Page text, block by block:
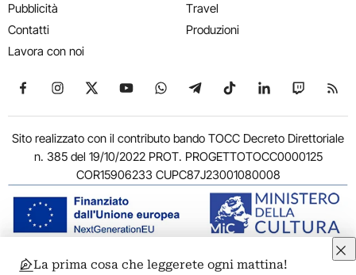
Pubblicità
Contatti
Lavora con noi
Travel
Produzioni
Seguici su Facebook
Seguici su Instagram
Seguici su X
Seguici su YouTube
Seguici su WhatsApp
Seguici su Telegram
Seguici su TikTok
Seguici su
Seguici
Sito realizzato con il contributo bando TOCC Decreto Direttoriale
n. 385 del 19/10/2022 PROT. PROGETTOTOCC0000125
COR15906233 CUPC87J23001080008
© 2011-2026 ARTRIBUNE srl – Corso Vittorio Emanuele II, 287 –
La prima cosa che leggerete ogni mattina!